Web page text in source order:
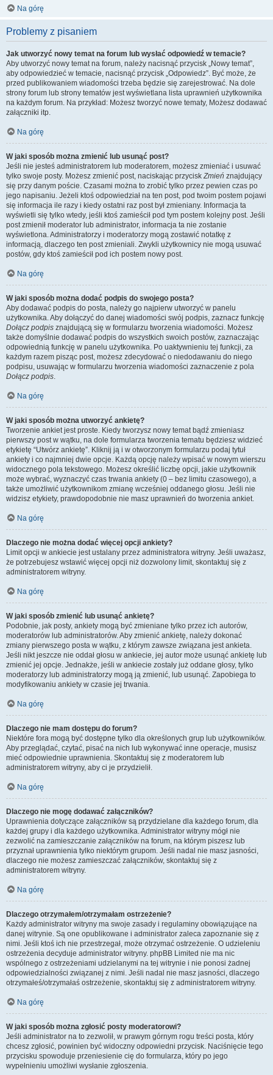
Na górę
Problemy z pisaniem
Jak utworzyć nowy temat na forum lub wysłać odpowiedź w temacie?
Aby utworzyć nowy temat na forum, należy nacisnąć przycisk „Nowy temat”,
aby odpowiedzieć w temacie, nacisnąć przycisk „Odpowiedz”. Być może, że
przed publikowaniem wiadomości trzeba będzie się zarejestrować. Na dole
strony forum lub strony tematów jest wyświetlana lista uprawnień użytkownika
na każdym forum. Na przykład: Możesz tworzyć nowe tematy, Możesz dodawać
załączniki itp.
Na górę
W jaki sposób można zmienić lub usunąć post?
Jeśli nie jesteś administratorem lub moderatorem, możesz zmieniać i usuwać
tylko swoje posty. Możesz zmienić post, naciskając przyciskZmień znajdujący
się przy danym poście. Czasami można to zrobić tylko przez pewien czas po
jego napisaniu. Jeżeli ktoś odpowiedział na ten post, pod twoim postem pojawi
się informacja ile razy i kiedy ostatni raz post był zmieniany. Informacja ta
wyświetli się tylko wtedy, jeśli ktoś zamieścił pod tym postem kolejny post. Jeśli
post zmienił moderator lub administrator, informacja ta nie zostanie
wyświetlona. Administratorzy i moderatorzy mogą zostawić notatkę z
informacją, dlaczego ten post zmieniali. Zwykli użytkownicy nie mogą usuwać
postów, gdy ktoś zamieścił pod ich postem nowy post.
Na górę
W jaki sposób można dodać podpis do swojego posta?
Aby dodawać podpis do posta, należy go najpierw utworzyć w panelu
użytkownika. Aby dołączyć do danej wiadomości swój podpis, zaznacz funkcję
Dołącz podpis znajdującą się w formularzu tworzenia wiadomości. Możesz
także domyślnie dodawać podpis do wszystkich swoich postów, zaznaczając
odpowiednią funkcję w panelu użytkownika. Po uaktywnieniu tej funkcji, za
każdym razem pisząc post, możesz zdecydować o niedodawaniu do niego
podpisu, usuwając w formularzu tworzenia wiadomości zaznaczenie z pola
Dołącz podpis.
Na górę
W jaki sposób można utworzyć ankietę?
Tworzenie ankiet jest proste. Kiedy tworzysz nowy temat bądź zmieniasz
pierwszy post w wątku, na dole formularza tworzenia tematu będziesz widzieć
etykietę “Utwórz ankietę”. Kliknij ją i w otworzonym formularzu podaj tytuł
ankiety i co najmniej dwie opcje. Każdą opcję należy wpisać w nowym wierszu
widocznego pola tekstowego. Możesz określić liczbę opcji, jakie użytkownik
może wybrać, wyznaczyć czas trwania ankiety (0 – bez limitu czasowego), a
także umożliwić użytkownikom zmianę wcześniej oddanego głosu. Jeśli nie
widzisz etykiety, prawdopodobnie nie masz uprawnień do tworzenia ankiet.
Na górę
Dlaczego nie można dodać więcej opcji ankiety?
Limit opcji w ankiecie jest ustalany przez administratora witryny. Jeśli uważasz,
że potrzebujesz wstawić więcej opcji niż dozwolony limit, skontaktuj się z
administratorem witryny.
Na górę
W jaki sposób zmienić lub usunąć ankietę?
Podobnie, jak posty, ankiety mogą być zmieniane tylko przez ich autorów,
moderatorów lub administratorów. Aby zmienić ankietę, należy dokonać
zmiany pierwszego posta w wątku, z którym zawsze związana jest ankieta.
Jeśli nikt jeszcze nie oddał głosu w ankiecie, jej autor może usunąć ankietę lub
zmienić jej opcje. Jednakże, jeśli w ankiecie zostały już oddane głosy, tylko
moderatorzy lub administratorzy mogą ją zmienić, lub usunąć. Zapobiega to
modyfikowaniu ankiety w czasie jej trwania.
Na górę
Dlaczego nie mam dostępu do forum?
Niektóre fora mogą być dostępne tylko dla określonych grup lub użytkowników.
Aby przeglądać, czytać, pisać na nich lub wykonywać inne operacje, musisz
mieć odpowiednie uprawnienia. Skontaktuj się z moderatorem lub
administratorem witryny, aby ci je przydzielił.
Na górę
Dlaczego nie mogę dodawać załączników?
Uprawnienia dotyczące załączników są przydzielane dla każdego forum, dla
każdej grupy i dla każdego użytkownika. Administrator witryny mógł nie
zezwolić na zamieszczanie załączników na forum, na którym piszesz lub
przyznał uprawnienia tylko niektórym grupom. Jeśli nadal nie masz jasności,
dlaczego nie możesz zamieszczać załączników, skontaktuj się z
administratorem witryny.
Na górę
Dlaczego otrzymałem/otrzymałam ostrzeżenie?
Każdy administrator witryny ma swoje zasady i regulaminy obowiązujące na
danej witrynie. Są one opublikowane i administrator zaleca zapoznanie się z
nimi. Jeśli ktoś ich nie przestrzegał, może otrzymać ostrzeżenie. O udzieleniu
ostrzeżenia decyduje administrator witryny. phpBB Limited nie ma nic
wspólnego z ostrzeżeniami udzielanymi na tej witrynie i nie ponosi żadnej
odpowiedzialności związanej z nimi. Jeśli nadal nie masz jasności, dlaczego
otrzymałeś/otrzymałaś ostrzeżenie, skontaktuj się z administratorem witryny.
Na górę
W jaki sposób można zgłosić posty moderatorowi?
Jeśli administrator na to zezwolił, w prawym górnym rogu treści posta, który
chcesz zgłosić, powinien być widoczny odpowiedni przycisk. Naciśnięcie tego
przycisku spowoduje przeniesienie cię do formularza, który po jego
wypełnieniu umożliwi wysłanie zgłoszenia.